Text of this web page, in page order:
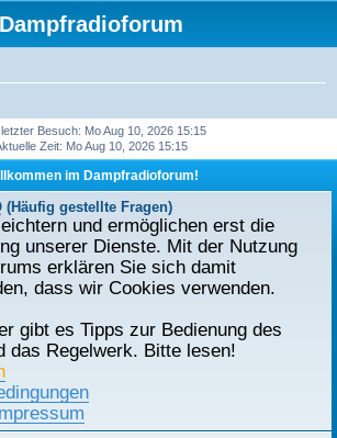
Dampfradioforum
Besuch: Mo Aug 10, 2026 15:15
Zeit: Mo Aug 10, 2026 15:15
im Dampfradioforum!
(Häufig gestellte Fragen)
und ermöglichen erst die
unserer Dienste. Mit der Nutzung
erklären Sie sich damit
dass wir Cookies verwenden.
gibt es Tipps zur Bedienung des
das Regelwerk. Bitte lesen!